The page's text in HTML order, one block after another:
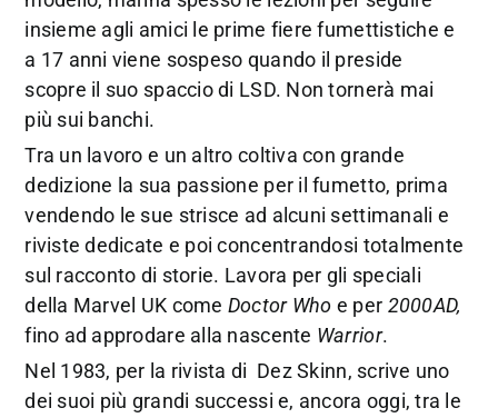
insieme agli amici le prime fiere fumettistiche e
a 17 anni viene sospeso quando il preside
scopre il suo spaccio di LSD. Non tornerà mai
più sui banchi.
Tra un lavoro e un altro coltiva con grande
dedizione la sua passione per il fumetto, prima
vendendo le sue strisce ad alcuni settimanali e
riviste dedicate e poi concentrandosi totalmente
sul racconto di storie. Lavora per gli speciali
della Marvel UK come Doctor Who e per 2000AD,
fino ad approdare alla nascente Warrior.
Nel 1983, per la rivista di Dez Skinn, scrive uno
dei suoi più grandi successi e, ancora oggi, tra le